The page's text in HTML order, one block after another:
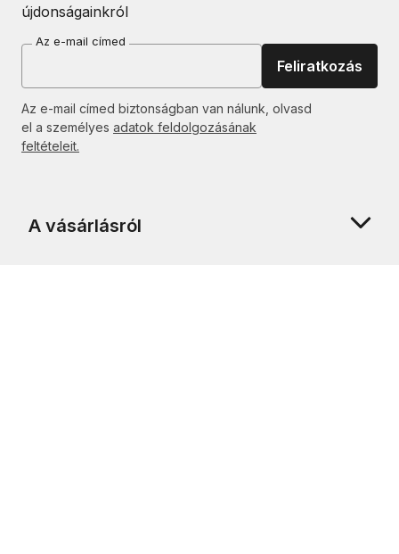
újdonságainkról
Az e-mail címed
Feliratkozás
Az e-mail címed biztonságban van nálunk, olvasd
el a személyes adatok feldolgozásának
feltételeit.
A vásárlásról